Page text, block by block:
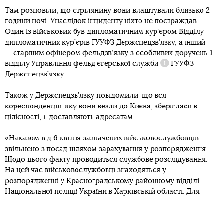
Там розповіли, що стрілянину вони влаштували близько 2
години ночі. Унаслідок інциденту ніхто не постраждав.
Один із військових був дипломатичним кур’єром Відділу
дипломатичних кур’єрів ГУУФЗ Держспецзв’язку, а інший
— старшим офіцером фельдзв’язку з особливих доручень 1
відділу Управління фельд’єгерської служби
Довідка
ГУУФЗ
Держспецзв’язку.
Також у Держспецзв’язку повідомили, що вся
кореспонденція, яку вони везли до Києва, зберіглася в
цілісності, її доставляють адресатам.
«Наказом від 6 квітня зазначених військовослужбовців
звільнено з посад шляхом зарахування у розпорядження.
Щодо цього факту проводиться службове розслідування.
На цей час військовослужбовці знаходяться у
розпорядженні у Красноградському районному відділі
Національної поліції України в Харківській області. Для